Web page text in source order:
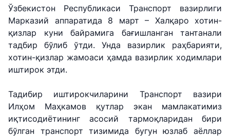
Ўзбекистон Республикаси Транспорт вазирлиги
Марказий аппаратида 8 март – Халқаро хотин-
қизлар куни байрамига бағишланган тантанали
тадбир бўлиб ўтди. Унда вазирлик раҳбарияти,
хотин-қизлар жамоаси ҳамда вазирлик ходимлари
иштирок этди.
Тадибир иштирокчиларини Транспорт вазири
Илҳом Маҳкамов қутлар экан мамлакатимиз
иқтисодиётининг асосий тармоқларидан бири
бўлган транспорт тизимида бугун юзлаб аёллар